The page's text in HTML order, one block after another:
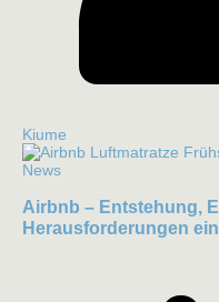
Kiume
News
Airbnb – Entstehung,
Herausforderungen